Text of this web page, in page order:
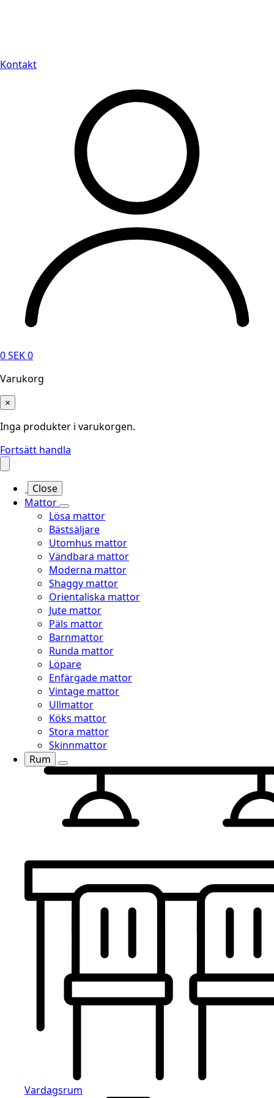
Kontakt
0SEK0
Varukorg
×
Inga produkter i varukorgen.
Fortsätt handla
Close
Mattor
Lösa mattor
Bästsäljare
Utomhus mattor
Vändbara mattor
Moderna mattor
Shaggy mattor
Orientaliska mattor
Jute mattor
Päls mattor
Barnmattor
Runda mattor
Löpare
Enfärgade mattor
Vintage mattor
Ullmattor
Köks mattor
Stora mattor
Skinnmattor
Rum
Vardagsrum